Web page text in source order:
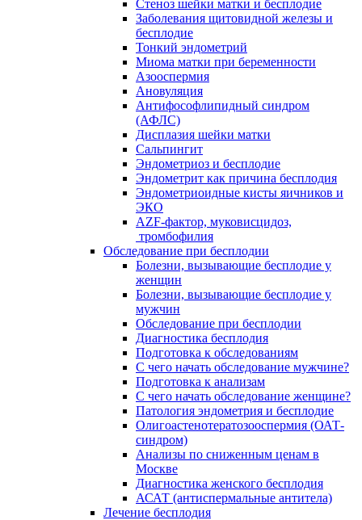
Стеноз шейки матки и бесплодие
Заболевания щитовидной железы и
бесплодие
Тонкий эндометрий
Миома матки при беременности
Азооспермия
Ановуляция
Антифософлипидный синдром
(АФЛС)
Дисплазия шейки матки
Сальпингит
Эндометриоз и бесплодие
Эндометрит как причина бесплодия
Эндометриоидные кисты яичников и
ЭКО
AZF-фактор, муковисцидоз,
тромбофилия
Обследование при бесплодии
Болезни, вызывающие бесплодие у
женщин
Болезни, вызывающие бесплодие у
мужчин
Обследование при бесплодии
Диагностика бесплодия
Подготовка к обследованиям
С чего начать обследование мужчине?
Подготовка к анализам
С чего начать обследование женщине?
Патология эндометрия и бесплодие
Олигоастенотератозооспермия (ОАТ-
синдром)
Анализы по сниженным ценам в
Москве
Диагностика женского бесплодия
АСАТ (антиспермальные антитела)
Лечение бесплодия